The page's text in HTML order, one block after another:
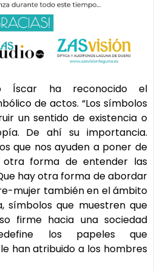
Íscar ha reconocido el
de actos. “Los símbolos
un sentido de existencia o
De ahí su importancia.
que nos ayuden a poner de
otra forma de entender las
hay otra forma de abordar
mujer también en el ámbito
símbolos que muestren que
firme hacia una sociedad
los papeles que
han atribuido a los hombres